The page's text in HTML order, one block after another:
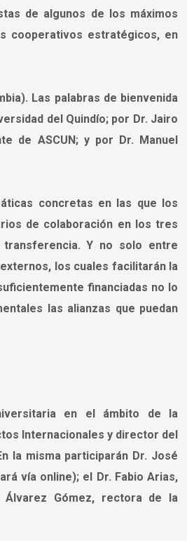
de algunos de los máximos
cooperativos estratégicos, en
Las palabras de bienvenida
del Quindío; por Dr. Jairo
de ASCUN; y por Dr. Manuel
concretas en las que los
de colaboración en los tres
transferencia. Y no solo entre
los cuales facilitarán la
financiadas no lo
las alianzas que puedan
en el ámbito de la
Internacionales y director del
la misma participarán Dr. José
vía online); el Dr. Fabio Arias,
Gómez, rectora de la